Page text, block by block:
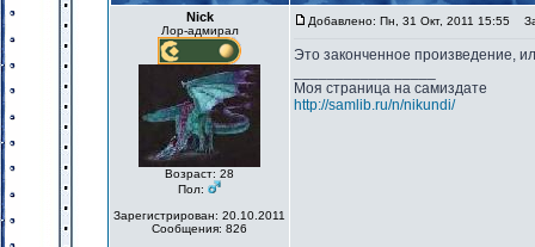
Nick
Лор-адмирал
Возраст: 28
Пол:
Зарегистрирован: 20.10.2011
Сообщения: 826
Добавлено: Пн, 31 Окт, 2011 15:55
Это законченное произведение,
Моя страница на самиздате
http://samlib.ru/n/nikundi/